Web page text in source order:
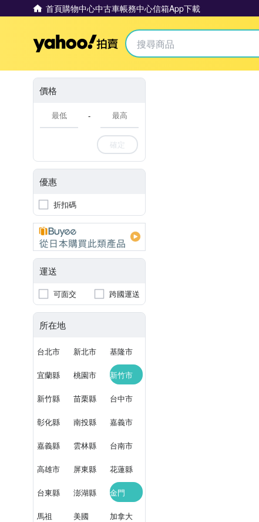
首頁購物中心中古車帳務中心信箱App下載
Yahoo拍賣
價格
-
確定
優惠
折扣碼
運送
可面交 跨國運送
所在地
台北市 新北市 基隆市
宜蘭縣 桃園市 新竹市
新竹縣 苗栗縣 台中市
彰化縣 南投縣 嘉義市
嘉義縣 雲林縣 台南市
高雄市 屏東縣 花蓮縣
台東縣 澎湖縣 金門
馬祖 美國 加拿大